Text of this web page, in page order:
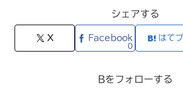
シェアする
X Facebook
0
はてブ
Bをフォローする